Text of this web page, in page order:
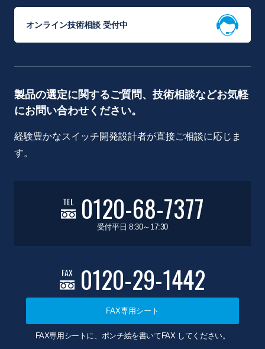
オンライン技術相談 受付中
製品の選定に関するご質問、技術相談などお気軽
にお問い合わせください。
経験豊かなスイッチ開発設計者が直接ご相談に応じま
す。
TEL 0120-68-7377
受付平日 8:30～17:30
FAX 0120-29-1442
FAX専用シート
FAX専用シートに、ポンチ絵を書いてFAX してください。